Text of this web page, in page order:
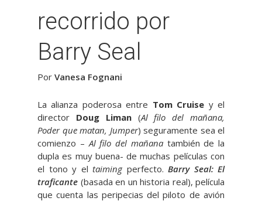
recorrido por
Barry Seal
Por Vanesa Fognani
La alianza poderosa entre Tom Cruise y el
director Doug Liman(Al filo del mañana,
Poder que matan, Jumper) seguramente sea el
comienzo –Al filo del mañanatambién de la
dupla es muy buena- de muchas películas con
el tono y el taiming perfecto. Barry Seal: El
traficante (basada en un historia real), película
que cuenta las peripecias del piloto de avión